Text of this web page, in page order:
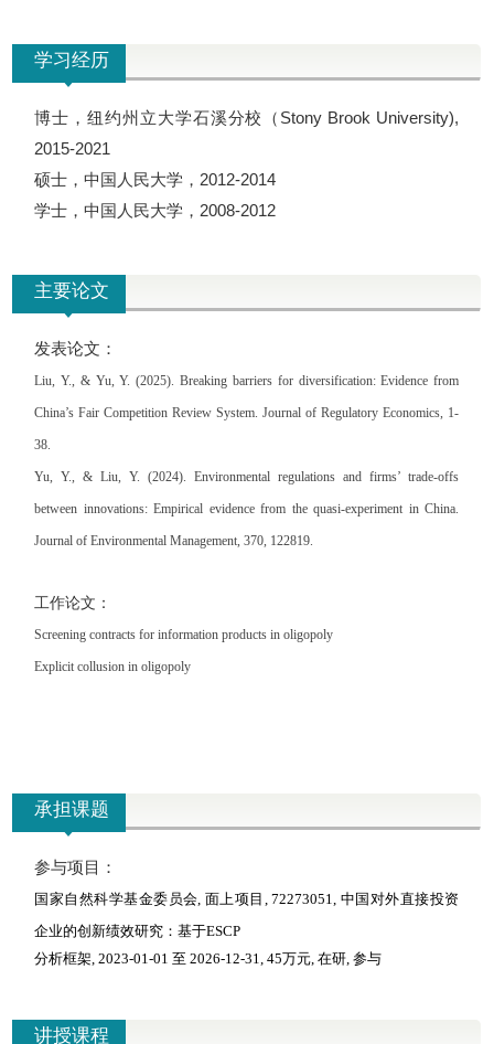
学习经历
博士，纽约州立大学石溪分校（Stony Brook University),
2015-2021
硕士，中国人民大学，2012-2014
学士，中国人民大学，2008-2012
主要论文
发表论文：
Liu, Y., & Yu, Y. (2025). Breaking barriers for diversification: Evidence from
China’s Fair Competition Review System. Journal of Regulatory Economics, 1-
38.
Yu, Y., & Liu, Y. (2024). Environmental regulations and firms’ trade-offs
between innovations: Empirical evidence from the quasi-experiment in China.
Journal of Environmental Management, 370, 122819.
工作论文：
Screening contracts for information products in oligopoly
Explicit collusion in oligopoly
承担课题
参与项目：
国家自然科学基金委员会, 面上项目, 72273051, 中国对外直接投资
企业的创新绩效研究：基于ESCP
分析框架, 2023-01-01 至 2026-12-31, 45万元, 在研, 参与
讲授课程